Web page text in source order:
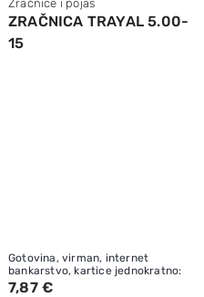
Zračnice i pojas
ZRAČNICA TRAYAL 5.00-
15
Gotovina, virman, internet
bankarstvo, kartice jednokratno:
7,87 €